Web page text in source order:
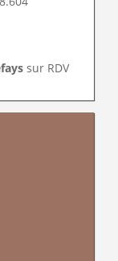
sur RDV